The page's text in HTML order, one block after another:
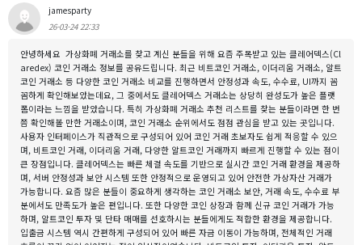
jamesparty
26-03-24 22:33
안녕하세요 가상화폐 거래소를 찾고 계신 분들을 위해 요즘 주목받고 있는 클레어덱스(Cl
aredex) 코인 거래소 정보를 공유드립니다. 최근 비트코인 거래소, 이더리움 거래소, 알트
코인 거래소 등 다양한 코인 거래소 비교를 진행하면서 안정성과 속도, 수수료, UI까지 꼼
꼼하게 확인해보았는데요, 그 중에서도 클레어덱스 거래소는 상당히 완성도가 높은 플랫
폼이라는 느낌을 받았습니다. 특히 가상화폐 거래소 추천 리스트를 찾는 분들이라면 한 번
쯤 확인해볼 만한 거래소이며, 코인 거래소 순위에서도 점점 관심을 받고 있는 곳입니다.
사용자 인터페이스가 직관적으로 구성되어 있어 코인 거래 초보자도 쉽게 적응할 수 있으
며, 비트코인 거래, 이더리움 거래, 다양한 알트코인 거래까지 빠르게 진행할 수 있는 점이
큰 장점입니다. 클레어덱스는 빠른 체결 속도를 기반으로 실시간 코인 거래 환경을 제공하
며, 서버 안정성과 보안 시스템 또한 안정적으로 운영되고 있어 안전한 가상자산 거래가
가능합니다. 요즘 많은 분들이 중요하게 생각하는 코인 거래소 보안, 거래 속도, 수수료 부
분에서도 만족도가 높은 편입니다. 또한 다양한 코인 상장과 함께 신규 코인 거래가 가능
하며, 알트코인 투자 및 단타 매매를 선호하시는 분들에게도 적합한 환경을 제공합니다.
입출금 시스템 역시 간편하게 구성되어 있어 빠른 자금 이동이 가능하며, 전체적인 거래